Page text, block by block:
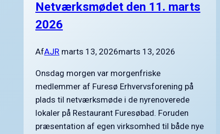
Netværksmødet den 11. marts
2026
AfAJR marts 13, 2026marts 13, 2026
Onsdag morgen var morgenfriske
medlemmer af Furesø Erhvervsforening på
plads til netværksmøde i de nyrenoverede
lokaler på Restaurant Furesøbad. Foruden
præsentation af egen virksomhed til både nye